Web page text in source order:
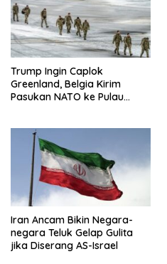
Trump Ingin Caplok
Greenland, Belgia Kirim
Pasukan NATO ke Pulau
Iran Ancam Bikin Negara-
negara Teluk Gelap Gulita
jika Diserang AS-Israel